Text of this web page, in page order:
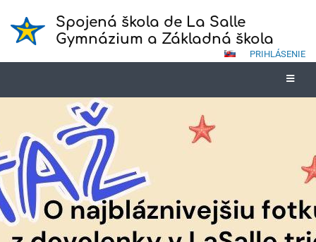
Spojená škola de La Salle
Gymnázium a Základná škola
PRIHLÁSENIE